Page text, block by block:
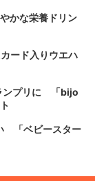
かな栄養ドリン
ード入りウエハ
ンプリに 「bijo
「ベビースター